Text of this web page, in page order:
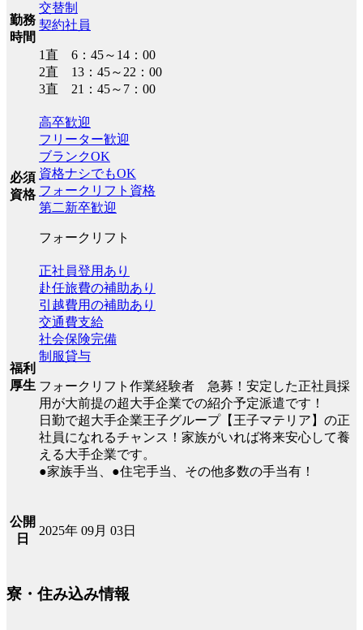
勤務
時間
交替制
契約社員
1直 6：45～14：00
2直 13：45～22：00
3直 21：45～7：00
必須
資格
高卒歓迎
フリーター歓迎
ブランクOK
資格ナシでもOK
フォークリフト資格
第二新卒歓迎
フォークリフト
福利
厚生
正社員登用あり
赴任旅費の補助あり
引越費用の補助あり
交通費支給
社会保険完備
制服貸与
フォークリフト作業経験者 急募！安定した正社員採
用が大前提の超大手企業での紹介予定派遣です！
日勤で超大手企業王子グループ【王子マテリア】の正
社員になれるチャンス！家族がいれば将来安心して養
える大手企業です。
●家族手当、●住宅手当、その他多数の手当有！
公開
日
2025年 09月 03日
寮・住み込み情報